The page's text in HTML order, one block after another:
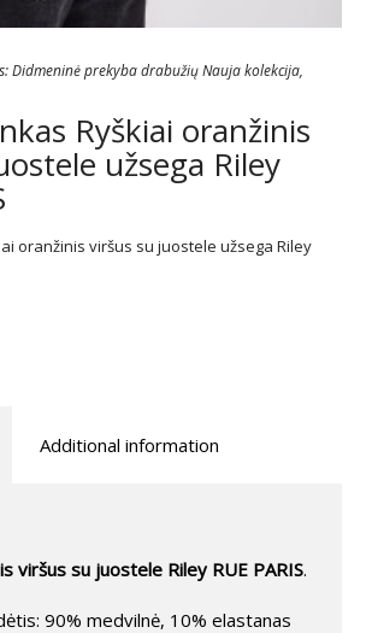
Didmeninė prekyba drabužių Nauja kolekcija,
Ryškiai oranžinis
užsega Riley
oranžinis viršus su juostele užsega Riley
Additional information
viršus su juostele Riley RUE PARIS.
90% medvilnė, 10% elastanas